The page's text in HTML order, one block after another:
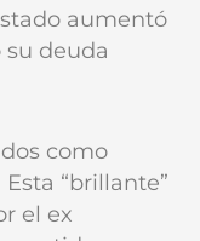
aumentó
deuda
como
“brillante”
el ex